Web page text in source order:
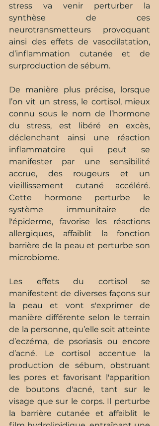
stress va venir perturber la
synthèse de ces
neurotransmetteurs provoquant
ainsi des effets de vasodilatation,
d’inflammation cutanée et de
surproduction de sébum.
De manière plus précise, lorsque
l’on vit un stress, le cortisol, mieux
connu sous le nom de l’hormone
du stress, est libéré en excès,
déclenchant ainsi une réaction
inflammatoire qui peut se
manifester par une sensibilité
accrue, des rougeurs et un
vieillissement cutané accéléré.
Cette hormone perturbe le
système immunitaire de
l'épiderme, favorise les réactions
allergiques, affaiblit la fonction
barrière de la peau et perturbe son
microbiome.
Les effets du cortisol se
manifestent de diverses façons sur
la peau et vont s'exprimer de
manière différente selon le terrain
de la personne, qu’elle soit atteinte
d’eczéma, de psoriasis ou encore
d’acné. Le cortisol accentue la
production de sébum, obstruant
les pores et favorisant l'apparition
de boutons d'acné, tant sur le
visage que sur le corps. Il perturbe
la barrière cutanée et affaiblit le